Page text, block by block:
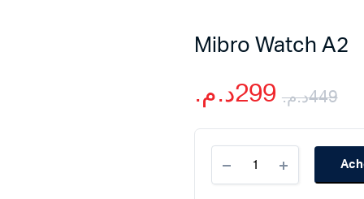
Mibro Watch A2
449د.م.
Le
299د.م.
Le
Watch
A2